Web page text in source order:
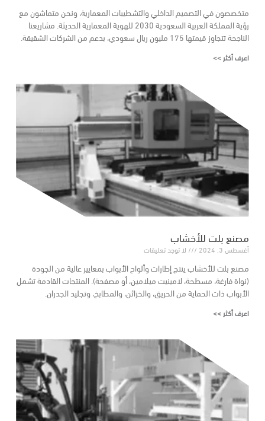
متخصصون في التصميم الداخلي والتشطيبات المعمارية، ونحن متماشون مع
رؤية المملكة العربية السعودية 2030 للهوية المعمارية الحديثة. مشاريعنا
الناجحة تتجاوز قيمتها 175 مليون ريال سعودي، بدعم من الشركات الشقيقة.
اعرف أكثر >>
مصنع بلت للأخشاب
أغسطس 3, 2024 لا توجد تعليقات
مصنع بلت للأخشاب ينتج إطارات وألواح الأبواب بمعايير عالية من الجودة
(نواة فارغة، مسطحة، لامينيت ميلامين، أو مصفحة). المنتجات القادمة تشمل
الأبواب ذات الحماية من الحريق، والخزائن، والمطابخ، وتجليد الجدران.
اعرف أكثر >>